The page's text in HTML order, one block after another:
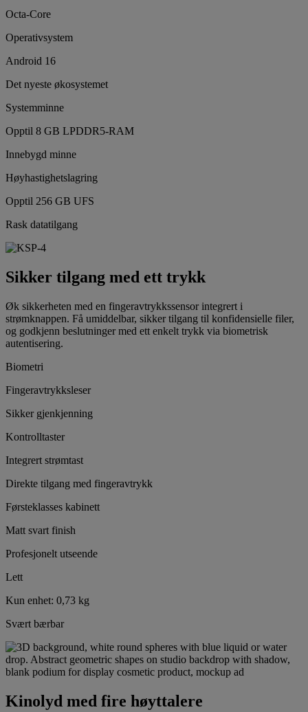
Octa-Core
Operativsystem
Android 16
Det nyeste økosystemet
Systemminne
Opptil 8 GB LPDDR5-RAM
Innebygd minne
Høyhastighetslagring
Opptil 256 GB UFS
Rask datatilgang
Sikker tilgang med ett trykk
Øk sikkerheten med en fingeravtrykkssensor integrert i
strømknappen. Få umiddelbar, sikker tilgang til konfidensielle filer,
og godkjenn beslutninger med ett enkelt trykk via biometrisk
autentisering.
Biometri
Fingeravtrykksleser
Sikker gjenkjenning
Kontrolltaster
Integrert strømtast
Direkte tilgang med fingeravtrykk
Førsteklasses kabinett
Matt svart finish
Profesjonelt utseende
Lett
Kun enhet: 0,73 kg
Svært bærbar
Kinolyd med fire høyttalere